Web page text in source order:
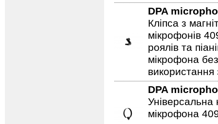
DPA
Кліпса з
мікрофонів
роялів та
мікрофона
DPA
Універсальна
мікрофона